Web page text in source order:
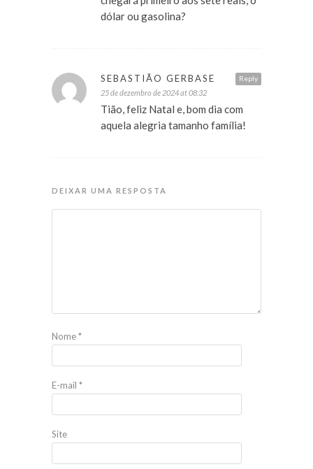
dólar ou gasolina?
Reply
SEBASTIÃO GERBASE
25 de dezembro de 2024 at 08:32
Tião, feliz Natal e, bom dia com
aquela alegria tamanho família!
DEIXAR UMA RESPOSTA
Nome*
E-mail *
Site